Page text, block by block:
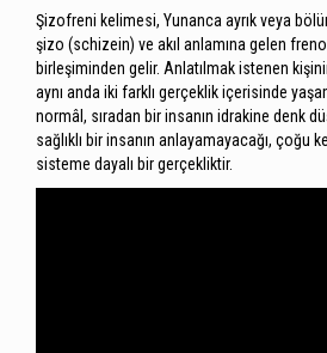
Şizofreni kelimesi, Yunanca ayrık veya
şizo (schizein) ve akıl anlamına gelen
birleşiminden gelir. Anlatılmak istenen
aynı anda iki farklı gerçeklik içerisinde
normâl, sıradan bir insanın idrakine denk
sağlıklı bir insanın anlayamayacağı, çoğu
sisteme dayalı bir gerçekliktir.